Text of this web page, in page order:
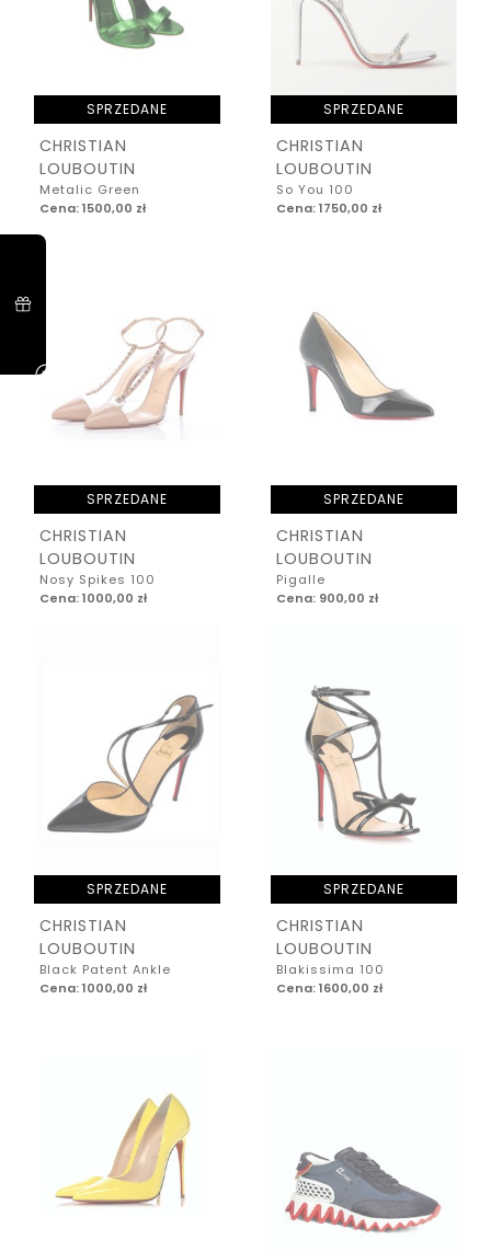
SPRZEDANE
CHRISTIAN
LOUBOUTIN
Metalic Green
Cena: 1500,00 zł
SPRZEDANE
CHRISTIAN
LOUBOUTIN
So You 100
Cena: 1750,00 zł
SPRZEDANE
CHRISTIAN
LOUBOUTIN
Nosy Spikes 100
Cena: 1000,00 zł
SPRZEDANE
CHRISTIAN
LOUBOUTIN
Pigalle
Cena: 900,00 zł
SPRZEDANE
CHRISTIAN
LOUBOUTIN
Black Patent Ankle
Cena: 1000,00 zł
SPRZEDANE
CHRISTIAN
LOUBOUTIN
Blakissima 100
Cena: 1600,00 zł